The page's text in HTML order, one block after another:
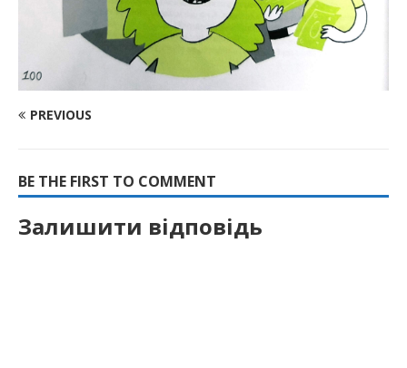
PREVIOUS
BE THE FIRST TO COMMENT
Залишити відповідь